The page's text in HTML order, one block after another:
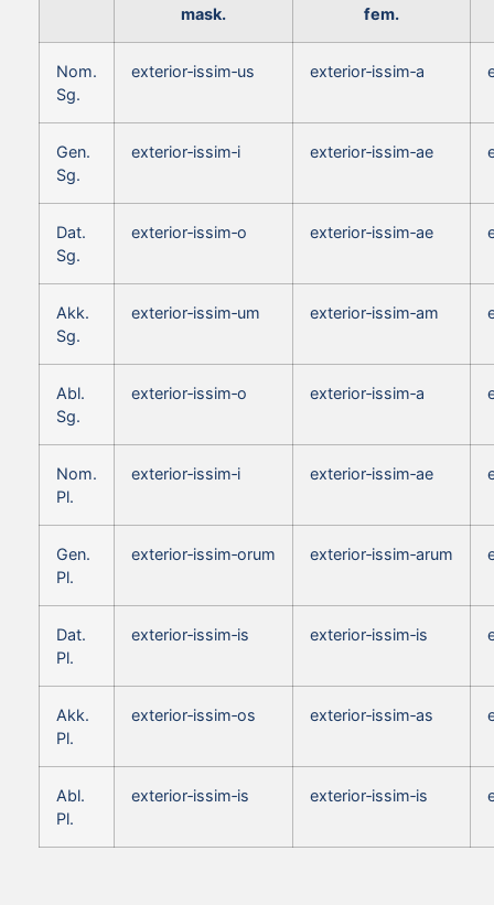
mask. fem.
Nom.
Sg.
exterior‑issim‑us exterior‑issim‑a
Gen.
Sg.
exterior‑issim‑i exterior‑issim‑ae
Dat.
Sg.
exterior‑issim‑o exterior‑issim‑ae
Akk.
Sg.
exterior‑issim‑um exterior‑issim‑am
Abl.
Sg.
exterior‑issim‑o exterior‑issim‑a
Nom.
Pl.
exterior‑issim‑i exterior‑issim‑ae
Gen.
Pl.
exterior‑issim‑orum exterior‑issim‑arum
Dat.
Pl.
exterior‑issim‑is exterior‑issim‑is
Akk.
Pl.
exterior‑issim‑os exterior‑issim‑as
Abl.
Pl.
exterior‑issim‑is exterior‑issim‑is